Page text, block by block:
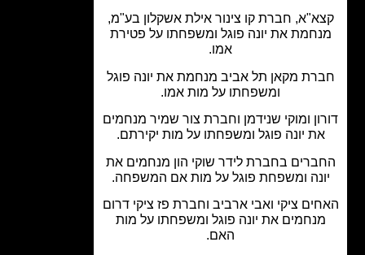
חברת קו צינור אילת אשקלון בע"מ,
את יונה פוגל ומשפחתו על פטירת
מקאן תל אביב מנחמת את יונה פוגל
ומשפחתו על מות אמו.
ומוקי שנידמן וחברת צור שמיר מנחמים
יונה פוגל ומשפחתו על מות יקירתם.
בחברת לידר שוקי הון מנחמים את
ומשפחת פוגל על מות אם המשפחה.
ציקי ואבי ארביב וחברת פז ציקי דרום
את יונה פוגל ומשפחתו על מות